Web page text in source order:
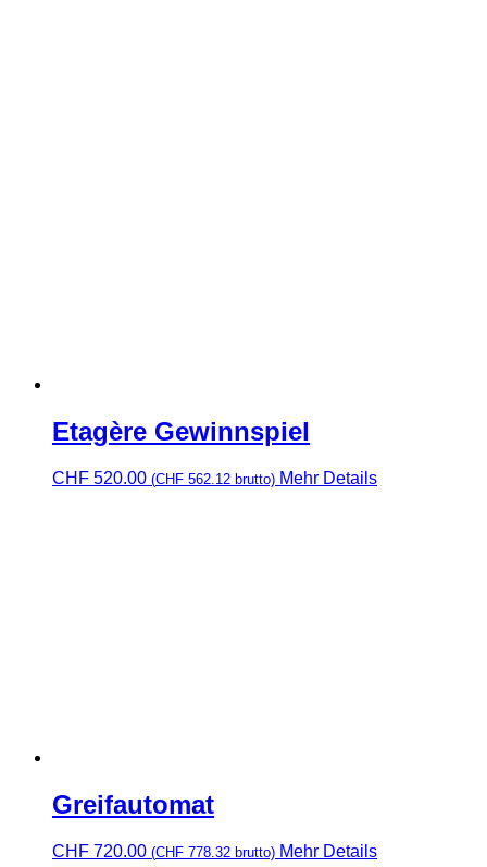
Etagère Gewinnspiel
CHF 520.00 (CHF 562.12 brutto) Mehr Details
Greifautomat
CHF 720.00 (CHF 778.32 brutto) Mehr Details